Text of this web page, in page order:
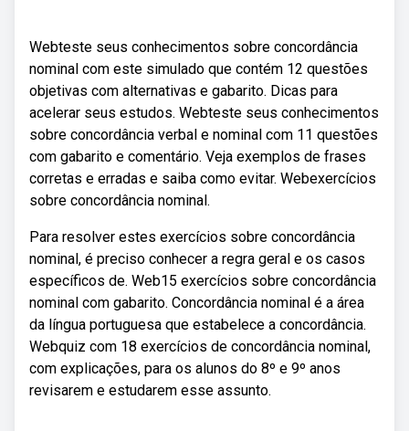
Webteste seus conhecimentos sobre concordância
nominal com este simulado que contém 12 questões
objetivas com alternativas e gabarito. Dicas para
acelerar seus estudos. Webteste seus conhecimentos
sobre concordância verbal e nominal com 11 questões
com gabarito e comentário. Veja exemplos de frases
corretas e erradas e saiba como evitar. Webexercícios
sobre concordância nominal.
Para resolver estes exercícios sobre concordância
nominal, é preciso conhecer a regra geral e os casos
específicos de. Web15 exercícios sobre concordância
nominal com gabarito. Concordância nominal é a área
da língua portuguesa que estabelece a concordância.
Webquiz com 18 exercícios de concordância nominal,
com explicações, para os alunos do 8º e 9º anos
revisarem e estudarem esse assunto.